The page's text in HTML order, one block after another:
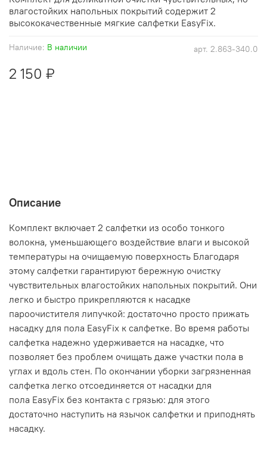
арт. 2.863-340.0
Наличие: В наличии
2 150 ₽
влагостойких напольных покрытий содержит 2
высококачественные мягкие салфетки EasyFix.
Описание
Комплект включает 2 салфетки из особо тонкого
волокна, уменьшающего воздействие влаги и высокой
температуры на очищаемую поверхность Благодаря
этому салфетки гарантируют бережную очистку
чувствительных влагостойких напольных покрытий. Они
легко и быстро прикрепляются к насадке
пароочистителя липучкой: достаточно просто прижать
насадку для пола EasyFix к салфетке. Во время работы
салфетка надежно удерживается на насадке, что
позволяет без проблем очищать даже участки пола в
углах и вдоль стен. По окончании уборки загрязненная
салфетка легко отсоединяется от насадки для
пола EasyFix без контакта с грязью: для этого
достаточно наступить на язычок салфетки и приподнять
насадку.